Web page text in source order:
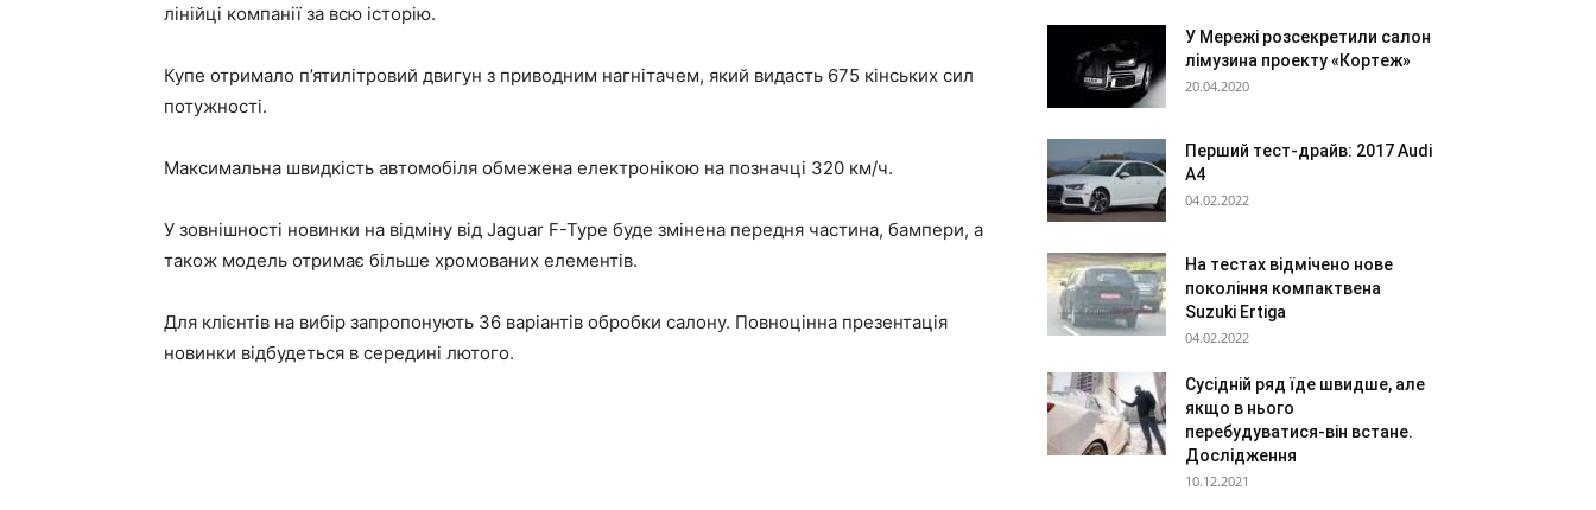
лінійці компанії за всю історію.
Купе отримало п’ятилітровий двигун з приводним нагнітачем, який видасть 675 кінських сил
потужності.
Максимальна швидкість автомобіля обмежена електронікою на позначці 320 км/ч.
У зовнішності новинки на відміну від Jaguar F-Type буде змінена передня частина, бампери, а
також модель отримає більше хромованих елементів.
Для клієнтів на вибір запропонують 36 варіантів обробки салону. Повноцінна презентація
новинки відбудеться в середині лютого.
У Мережі розсекретили салон
лімузина проекту «Кортеж»
20.04.2020
Перший тест-драйв: 2017 Audi
A4
04.02.2022
На тестах відмічено нове
покоління компактвена
Suzuki Ertiga
04.02.2022
Сусідній ряд їде швидше, але
якщо в нього
перебудуватися-він встане.
Дослідження
10.12.2021